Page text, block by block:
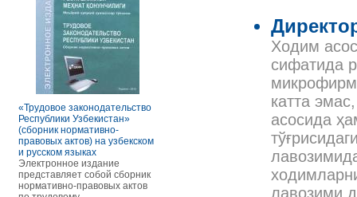
«Трудовое законодательство
Республики Узбекистан»
(сборник нормативно-
правовых актов) на узбекском
и русском языках
Электронное издание
представляет собой сборник
нормативно-правовых актов
РАСЧЕТЫ С ПЕРСОНАЛОМ II
В книге рассмотрены вопросы
отдельных сферах и случаях.
Налоговое
Республики
Сборник
правовых
Данное
по сути
сборник
правовых
Узбекистан.
законы,
Ходим
сифатида
катта
асосида
лавозими